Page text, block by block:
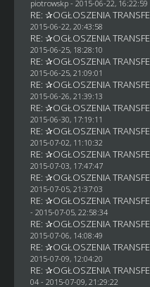
piotrowskp- 2015-06-22, 16:22:59
RE: ✰OGŁOSZENIA
2015-06-22, 20:43:58
RE: ✰OGŁOSZENIA
2015-06-25, 18:28:10
RE: ✰OGŁOSZENIA
2015-06-25, 21:09:01
RE: ✰OGŁOSZENIA
2015-06-26, 21:39:13
RE: ✰OGŁOSZENIA
2015-06-30, 17:19:11
RE: ✰OGŁOSZENIA
2015-07-02, 11:10:32
RE: ✰OGŁOSZENIA
2015-07-03, 17:47:47
RE: ✰OGŁOSZENIA
2015-07-05, 21:37:03
RE: ✰OGŁOSZENIA
- 2015-07-05, 22:58:34
RE: ✰OGŁOSZENIA
2015-07-06, 14:08:49
RE: ✰OGŁOSZENIA
2015-07-09, 12:04:20
RE: ✰OGŁOSZENIA
04- 2015-07-09, 21:29:22